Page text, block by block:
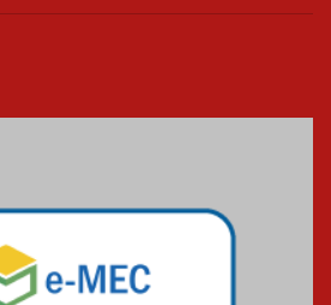
Mackenzie mobiliza campanha
solidária para apoiar famílias em
Minas Gerais